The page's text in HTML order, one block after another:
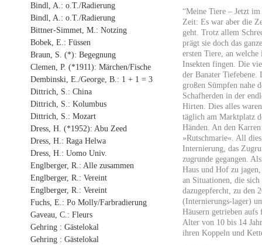
Bindl, A.: o.T./Radierung
Bindl, A.: o.T./Radierung
Bittner-Simmet, M.: Notzing
Bobek, E.: Füssen
Braun, S. (*): Begegnung
Clemen, P. (*1911): Märchen/Fische
Dembinski, E./George, B.: 1 + 1 = 3
Dittrich, S.: China
Dittrich, S.: Kolumbus
Dittrich, S.: Mozart
Dress, H. (*1952): Abu Zeed
Dress, H.: Raga Helwa
Dress, H.: Uomo Univ.
Englberger, R.: Alle zusammen
Englberger, R.: Vereint
Englberger, R.: Vereint
Fuchs, E.: Po Molly/Farbradierung
Gaveau, C.: Fleurs
Gehring : Gästelokal
Gehring : Gästelokal
“Meine Tiere – Jetzt
Zeit: Es war aber die
geht. Trotz allem
prägt sie doch das
ersten Tiere, an
Insekten fingen. Die
der Banater Tiefebene.
großen Sümpfen nahe
Schafherden in der
Hirten. Dies alles
täglich am Marktplatz
Händen. An den
»Rutschmarie«. All
Internierung, das
zugrunde gegangen.
Haus und Hof zu
an Situationen, die
dazugepfercht, zu den
(Internierungs-lager)
Häusern getrieben
Alter von 10 bis 14
ihren Koppeln und